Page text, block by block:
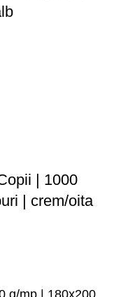
| 1000
| crem/oita